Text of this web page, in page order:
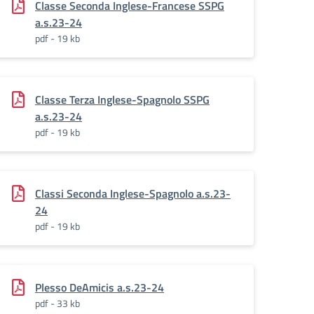
Classe Seconda Inglese-Francese SSPG
a.s.23-24
pdf - 19 kb
Classe Terza Inglese-Spagnolo SSPG
a.s.23-24
pdf - 19 kb
Classi Seconda Inglese-Spagnolo a.s.23-
24
pdf - 19 kb
Plesso DeAmicis a.s.23-24
pdf - 33 kb